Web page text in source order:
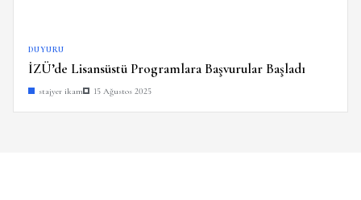
DUYURU
İZÜ’de Lisansüstü Programlara Başvurular Başladı
stajyer ikam 15 Ağustos 2025